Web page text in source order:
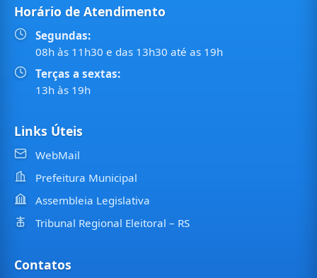
Horário de Atendimento
Segundas:
08h às 11h30 e das 13h30 até as 19h
Terças a sextas:
13h às 19h
Links Úteis
WebMail
Prefeitura Municipal
Assembleia Legislativa
Tribunal Regional Eleitoral – RS
Contatos